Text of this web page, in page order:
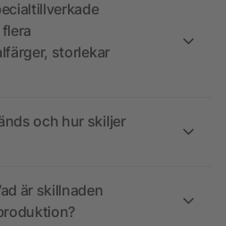
storlekar
och hur skiljer
är skillnaden